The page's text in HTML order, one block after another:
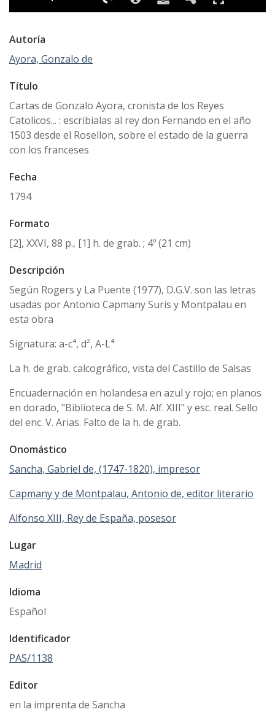
Autoría
Ayora, Gonzalo de
Título
Cartas de Gonzalo Ayora, cronista de los Reyes
Catolicos... : escribialas al rey don Fernando en el año
1503 desde el Rosellon, sobre el estado de la guerra
con los franceses
Fecha
1794
Formato
[2], XXVI, 88 p., [1] h. de grab. ; 4º (21 cm)
Descripción
Según Rogers y La Puente (1977), D.G.V. son las letras
usadas por Antonio Capmany Surís y Montpalau en
esta obra
Signatura: a-c⁴, d², A-L⁴
La h. de grab. calcográfico, vista del Castillo de Salsas
Encuadernación en holandesa en azul y rojo; en planos
en dorado, "Biblioteca de S. M. Alf. XIII" y esc. real. Sello
del enc. V. Arias. Falto de la h. de grab.
Onomástico
Sancha, Gabriel de, (1747-1820), impresor
Capmany y de Montpalau, Antonio de, editor literario
Alfonso XIII, Rey de España, posesor
Lugar
Madrid
Idioma
Español
Identificador
PAS/1138
Editor
en la imprenta de Sancha